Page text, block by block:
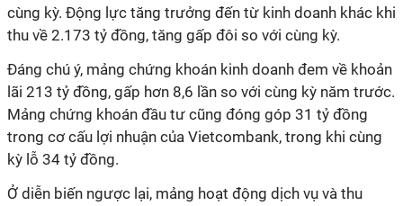
cùng kỳ. Động lực tăng trưởng đến từ kinh doanh khác khi
thu về 2.173 tỷ đồng, tăng gấp đôi so với cùng kỳ.
Đáng chú ý, mảng chứng khoán kinh doanh đem về khoản
lãi 213 tỷ đồng, gấp hơn 8,6 lần so với cùng kỳ năm trước.
Mảng chứng khoán đầu tư cũng đóng góp 31 tỷ đồng
trong cơ cấu lợi nhuận của Vietcombank, trong khi cùng
kỳ lỗ 34 tỷ đồng.
Ở diễn biến ngược lại, mảng hoạt động dịch vụ và thu